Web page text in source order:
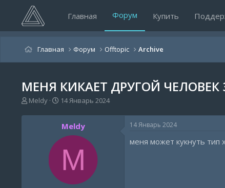
Главная Форум Купить
Главная Форум Offtopic Archive
МЕНЯ КИКАЕТ ДРУГОЙ
А
т
Meldy
Д
т
а
н
а
14 Январь 2024
Meldy
M
14 Январь 2024
меня может кукнуть тип